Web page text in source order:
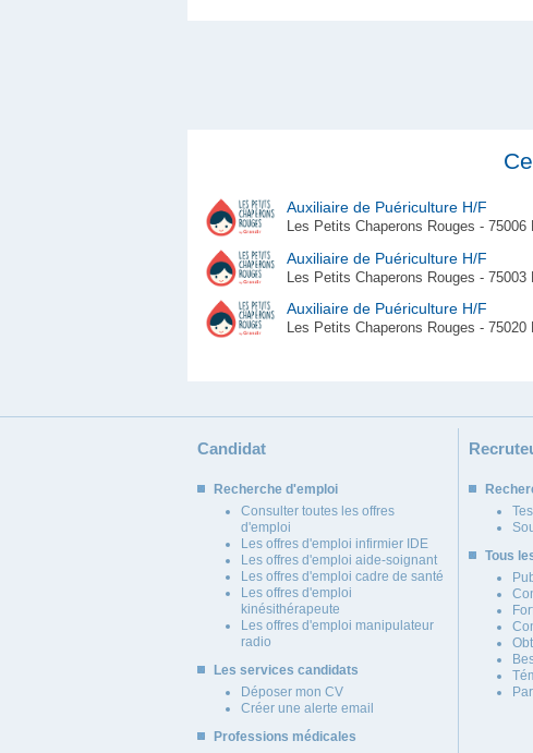
Auxiliaire de Puériculture H/F
Les Petits Chaperons Rouges - 75006
Auxiliaire de Puériculture H/F
Les Petits Chaperons Rouges -
Auxiliaire de Puériculture H/F
Les Petits Chaperons Rouges - 75020
Candidat
Recherche d'emploi
Consulter toutes les offres
d'emploi
Les offres d'emploi infirmier IDE
Les offres d'emploi aide-soignant
Les offres d'emploi cadre de santé
Les offres d'emploi
kinésithérapeute
Les offres d'emploi manipulateur
radio
Les services candidats
Déposer mon CV
Créer une alerte email
Professions médicales
Tous